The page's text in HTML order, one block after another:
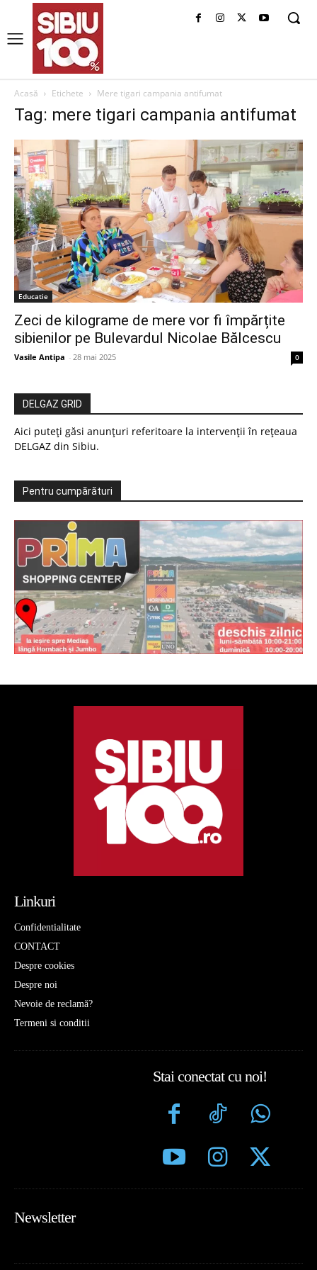
Acasă Etichete Mere tigari campania antifumat
Tag: mere tigari campania antifumat
Educatie
Zeci de kilograme de mere vor fi împărțite
sibienilor pe Bulevardul Nicolae Bălcescu
Vasile Antipa - 28 mai 2025 0
DELGAZ GRID
Aici puteți găsi anunțuri referitoare la intervenții în rețeaua
DELGAZ din Sibiu.
Pentru cumpărături
Linkuri
Confidentialitate
CONTACT
Despre cookies
Despre noi
Nevoie de reclamă?
Termeni si conditii
Stai conectat cu noi!
Newsletter